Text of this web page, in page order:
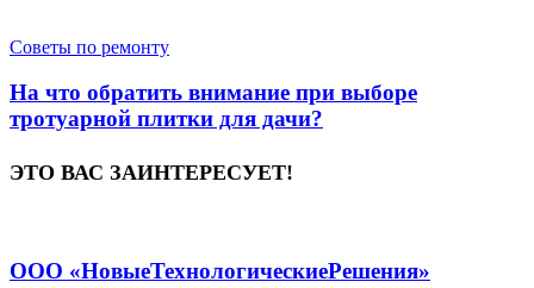
Советы по ремонту
На что обратить внимание при выборе
тротуарной плитки для дачи?
ЭТО ВАС ЗАИНТЕРЕСУЕТ!
ООО «НовыеТехнологическиеРешения»